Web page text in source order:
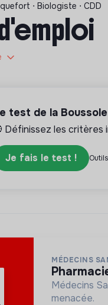
⋅ Biologiste ⋅ CDD
test de la
Définissez les critères
Je fais le test !
MÉDECINS
Médecins
menacée.